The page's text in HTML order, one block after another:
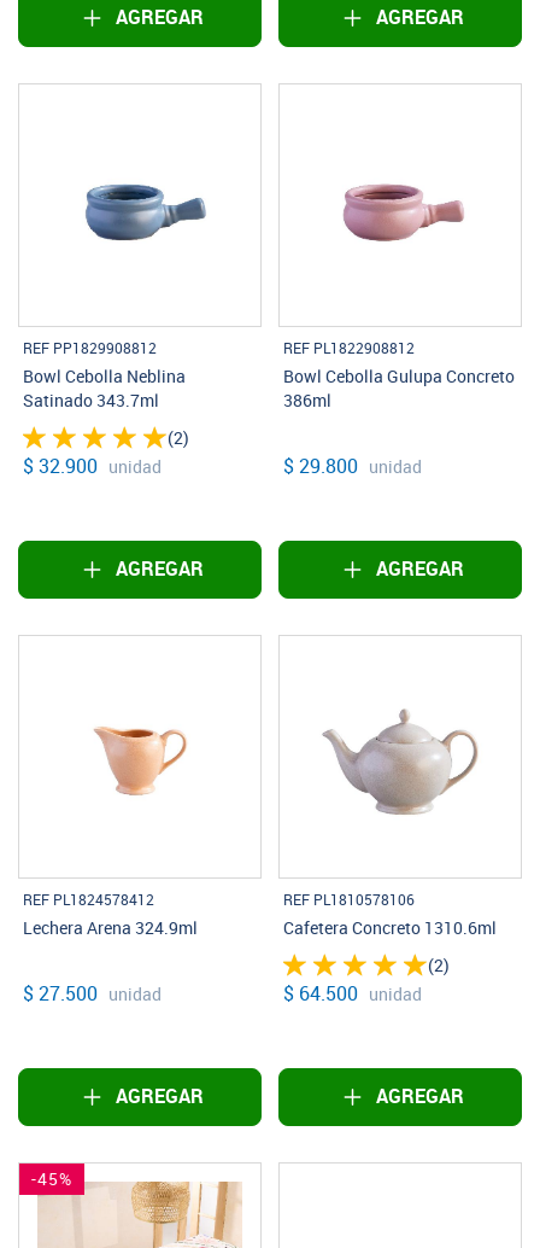
AGREGAR AGREGAR
REF PP1829908812
Bowl Cebolla Neblina
Satinado 343.7ml
(2)
$ 32.900 unidad
AGREGAR
REF PL1822908812
Bowl Cebolla Gulupa Concreto
386ml
$ 29.800 unidad
AGREGAR
REF PL1824578412
Lechera Arena 324.9ml
$ 27.500 unidad
AGREGAR
REF PL1810578106
Cafetera Concreto 1310.6ml
(2)
$ 64.500 unidad
AGREGAR
-45%